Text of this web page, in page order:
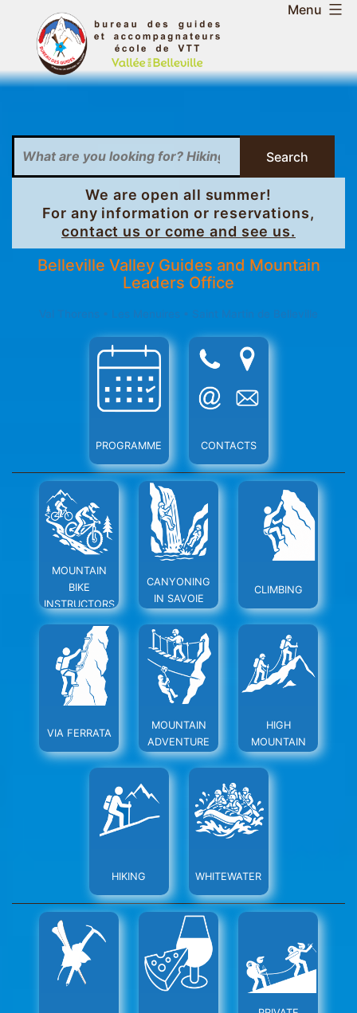
to
content
Belleville
Valley
and
Mountain
Leaders
Office
Saint
Martin
Menuires
-
Val
Thorens
Menu
Search
We are open all summer!
For any information or reservations,
contact us or come and see us.
Belleville Valley Guides and Mountain
Leaders Office
Val Thorens • Les Menuires • Saint Martin de Belleville
PROGRAMME CONTACTS
MOUNTAIN
BIKE
INSTRUCTORS
CANYONING
IN SAVOIE
CLIMBING
VIA FERRATA
MOUNTAIN
ADVENTURE
HIGH
MOUNTAIN
HIKING WHITEWATER